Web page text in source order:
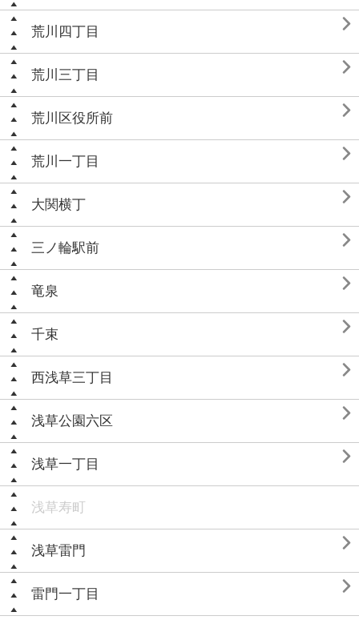
荒川四丁目 
荒川三丁目 
荒川区役所前 
荒川一丁目 
大関横丁 
三ノ輪駅前 
竜泉 
千束 
西浅草三丁目 
浅草公園六区 
浅草一丁目 
浅草寿町
浅草雷門 
雷門一丁目 